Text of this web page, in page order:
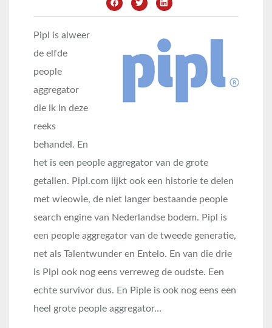
Pipl is alweer
de elfde
people
aggregator
die ik in deze
reeks
behandel. En
het is een people aggregator van de grote
getallen. Pipl.com lijkt ook een historie te delen
met wieowie, de niet langer bestaande people
search engine van Nederlandse bodem. Pipl is
een people aggregator van de tweede generatie,
net als Talentwunder en Entelo. En van die drie
is Pipl ook nog eens verreweg de oudste. Een
echte survivor dus. En Piple is ook nog eens een
heel grote people aggregator…